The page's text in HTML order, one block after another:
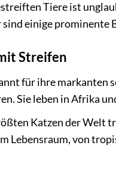
Tiere ist
einige prominente
Streifen
für ihre markanten
Sie leben in Afrika
Katzen der Welt
Lebensraum, von